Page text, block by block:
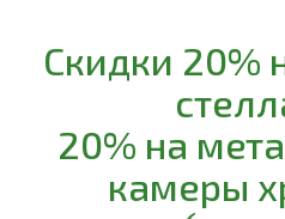
Скидки 20%
20% на
камеры